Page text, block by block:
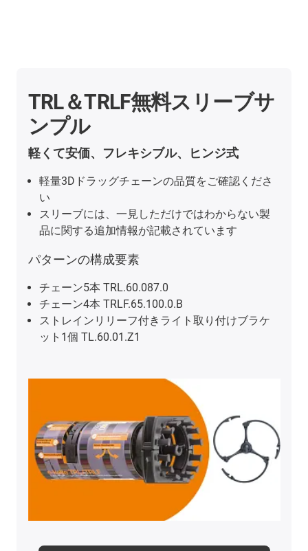
TRL＆TRLF無料スリーブサ
ンプル
軽くて安価、フレキシブル、ヒンジ式
軽量3Dドラッグチェーンの品質をご確認くださ
い
スリーブには、一見しただけではわからない製
品に関する追加情報が記載されています
パターンの構成要素
チェーン5本 TRL.60.087.0
チェーン4本 TRLF.65.100.0.B
ストレインリリーフ付きライト取り付けブラケ
ット1個 TL.60.01.Z1